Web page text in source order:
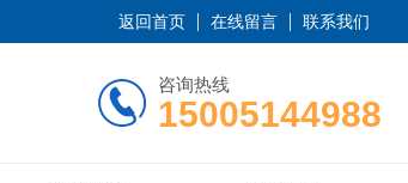
返回首页 在线留言 联系我们
咨询热线
15005144988